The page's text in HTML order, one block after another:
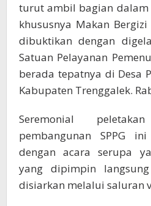
turut ambil bagian
khususnya Makan
dibuktikan dengan
Satuan Pelayanan
berada tepatnya di Desa
Kabupaten Trenggalek.
Seremonial
pembangunan SPPG
dengan acara serupa
yang dipimpin
disiarkan melalui saluran